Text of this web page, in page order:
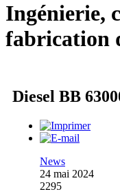
Ingénierie,
fabrication
Diesel BB
News
24 mai 2024
2295